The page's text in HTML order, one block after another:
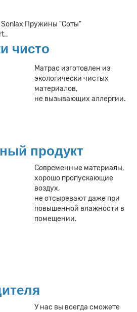
Sonlax Пружины "Соты"
чисто
Матрас изготовлен из
экологически чистых
материалов,
не вызывающих аллергии.
продукт
Современные материалы,
хорошо пропускающие
воздух,
не отсыревают даже при
повышенной влажности в
помещении.
У нас вы всегда сможете